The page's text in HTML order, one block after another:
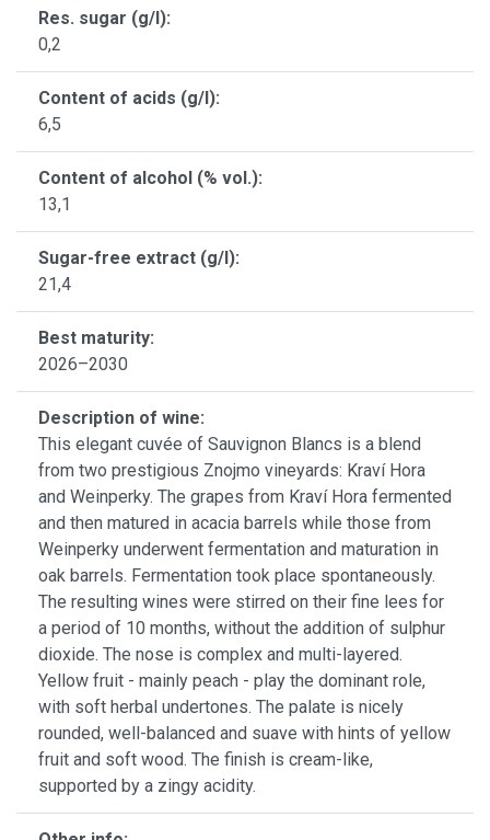
Res. sugar (g/l):
0,2
Content of acids (g/l):
6,5
Content of alcohol (% vol.):
13,1
Sugar-free extract (g/l):
21,4
Best maturity:
2026–2030
Description of wine:
This elegant cuvée of Sauvignon Blancs is a blend
from two prestigious Znojmo vineyards: Kraví Hora
and Weinperky. The grapes from Kraví Hora fermented
and then matured in acacia barrels while those from
Weinperky underwent fermentation and maturation in
oak barrels. Fermentation took place spontaneously.
The resulting wines were stirred on their fine lees for
a period of 10 months, without the addition of sulphur
dioxide. The nose is complex and multi-layered.
Yellow fruit - mainly peach - play the dominant role,
with soft herbal undertones. The palate is nicely
rounded, well-balanced and suave with hints of yellow
fruit and soft wood. The finish is cream-like,
supported by a zingy acidity.